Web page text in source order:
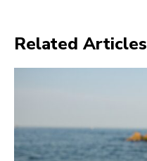
Related Articles